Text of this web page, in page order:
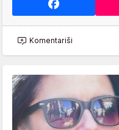
Komentariši